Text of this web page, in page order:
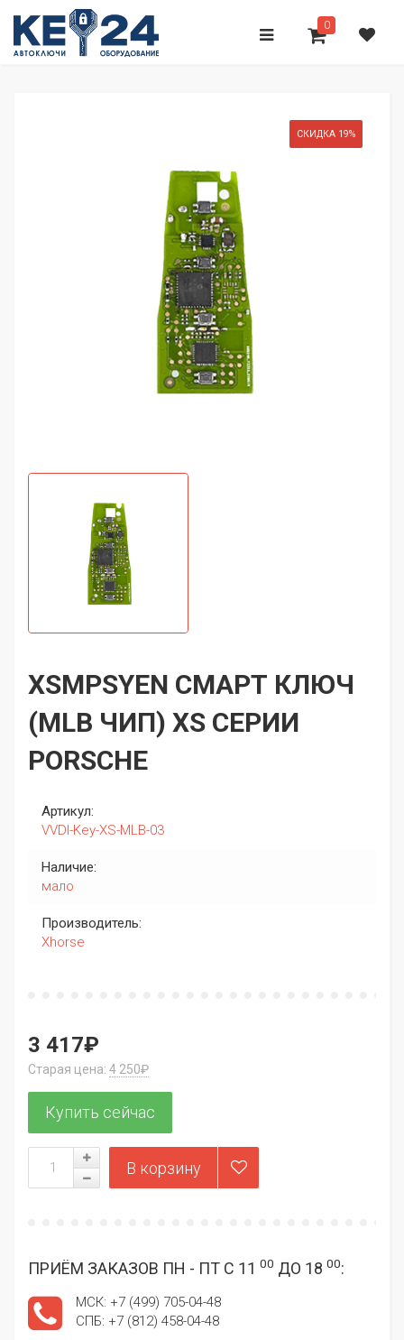
0
СКИДКА 19%
XSMPSYEN СМАРТ КЛЮЧ
(MLB ЧИП) XS СЕРИИ
PORSCHE
Артикул:
VVDI-Key-XS-MLB-03
Наличие:
мало
Производитель:
Xhorse
3 417₽
Старая цена: 4 250₽
ПРИЁМ ЗАКАЗОВ ПН - ПТ С 11 00 ДО 18 00:
МСК: +7 (499) 705-04-48
СПБ: +7 (812) 458-04-48